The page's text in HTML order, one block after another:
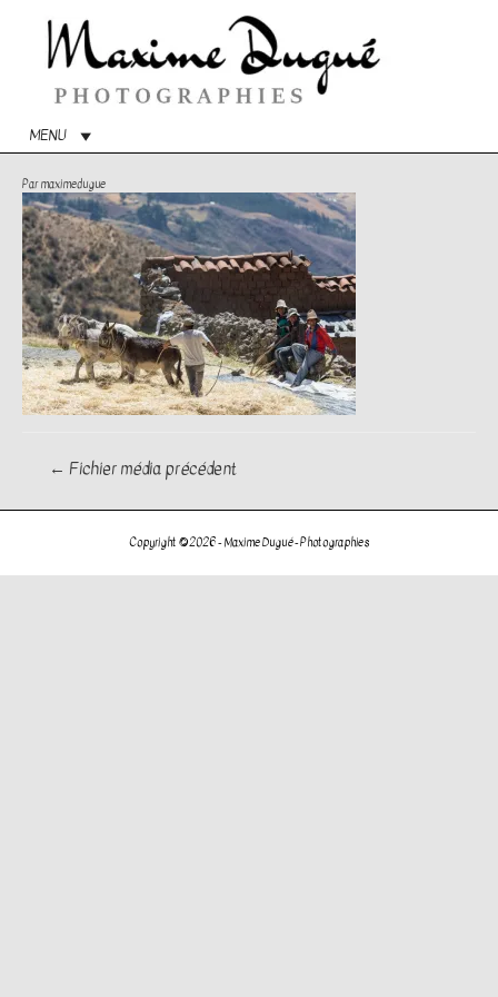
MENU
Parmaximedugue
Navigation
de
← Fichier média précédent
Copyright © 2026 -Maxime Dugué - Photographies